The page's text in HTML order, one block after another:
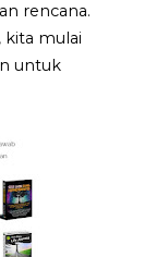
rencana.
mulai
untuk